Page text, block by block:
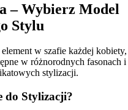
– Wybierz Model
Stylu
w szafie każdej kobiety,
w różnorodnych fasonach i
stylizacji.
do Stylizacji?